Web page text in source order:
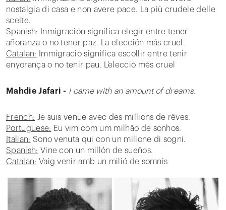
nostalgia di casa e non avere pace. La più crudele delle
scelte.
Spanish: Inmigración significa elegir entre tener
añoranza o no tener paz. La elección más cruel.
Catalan: Immigració significa escollir entre tenir
enyorança o no tenir pau. L’elecció més cruel
Mahdie Jafari - I came with an amount of dreams.
French: Je suis venue avec des millions de rêves.
Portuguese: Eu vim com um milhão de sonhos.
Italian: Sono venuta qui con un milione di sogni.
Spanish: Vine con un millón de sueños.
Catalan: Vaig venir amb un milió de somnis